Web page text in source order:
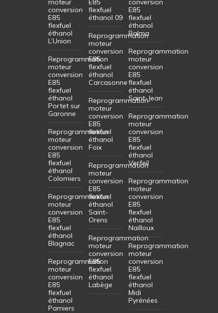
moteur
conversion
E85
flexfuel
éthanol
L’Union
Reprogrammation
moteur
conversion
E85
flexfuel
éthanol
Portet sur
Garonne
Reprogrammation
moteur
conversion
E85
flexfuel
éthanol
Colomiers
Reprogrammation
moteur
conversion
E85
flexfuel
éthanol
Blagnac
Reprogrammation
moteur
conversion
E85
flexfuel
éthanol
Pamiers
E85
flexfuel
éthanol 09
Reprogrammation
moteur
conversion
E85
flexfuel
éthanol
Carcasonne
Reprogrammation
moteur
conversion
E85
flexfuel
éthanol
Foix
Reprogrammation
moteur
conversion
E85
flexfuel
éthanol
Saint-
Orens
Reprogrammation
moteur
conversion
E85
flexfuel
éthanol
Labège
conversion
E85
flexfuel
éthanol
Balma
Reprogrammation
moteur
conversion
E85
flexfuel
éthanol
Saint-Jean
Reprogrammation
moteur
conversion
E85
flexfuel
éthanol
Verfeil
Reprogrammation
moteur
conversion
E85
flexfuel
éthanol
Nailloux
Reprogrammation
moteur
conversion
E85
flexfuel
éthanol
Midi
Pyrénées